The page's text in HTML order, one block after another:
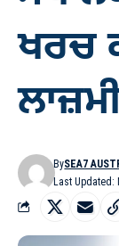
ਖਰਚ
Last Updated:
BySEA7